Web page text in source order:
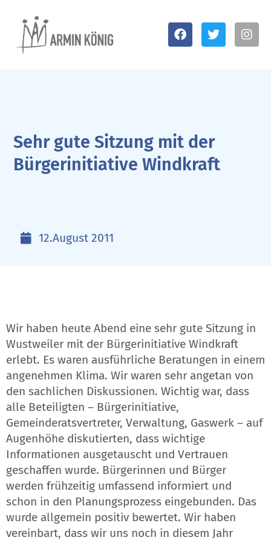
Sehr gute Sitzung mit der
Bürgerinitiative Windkraft
12.August 2011
Wir haben heute Abend eine sehr gute Sitzung in
Wustweiler mit der Bürgerinitiative Windkraft
erlebt. Es waren ausführliche Beratungen in einem
angenehmen Klima. Wir waren sehr angetan von
den sachlichen Diskussionen. Wichtig war, dass
alle Beteiligten – Bürgerinitiative,
Gemeinderatsvertreter, Verwaltung, Gaswerk – auf
Augenhöhe diskutierten, dass wichtige
Informationen ausgetauscht und Vertrauen
geschaffen wurde. Bürgerinnen und Bürger
werden frühzeitig umfassend informiert und
schon in den Planungsprozess eingebunden. Das
wurde allgemein positiv bewertet. Wir haben
vereinbart, dass wir uns noch in diesem Jahr